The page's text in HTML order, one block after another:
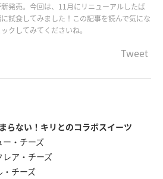
発売。今回は、11月にリニューアルしたば
試食してみました！この記事を読んで気にな
クしてみてくださいね。
Tweet
らない！キリとのコラボスイーツ
ー・チーズ
レア・チーズ
・チーズ